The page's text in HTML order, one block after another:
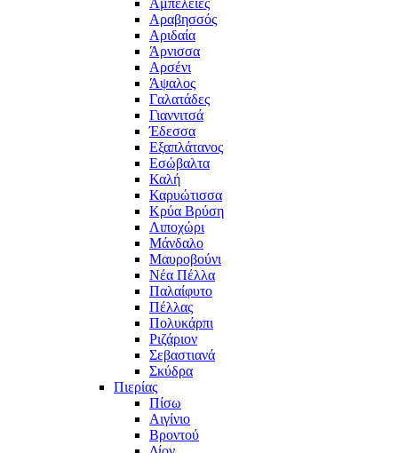
Αραβησσός
Αριδαία
Άρνισσα
Αρσένι
Άψαλος
Γαλατάδες
Γιαννιτσά
Έδεσσα
Εξαπλάτανος
Εσώβαλτα
Καλή
Καρυώτισσα
Κρύα Βρύση
Λιποχώρι
Μάνδαλο
Μαυροβούνι
Νέα Πέλλα
Παλαίφυτο
Πέλλας
Πολυκάρπι
Ριζάριον
Σεβαστιανά
Σκύδρα
Πιερίας
Πίσω
Αιγίνιο
Βροντού